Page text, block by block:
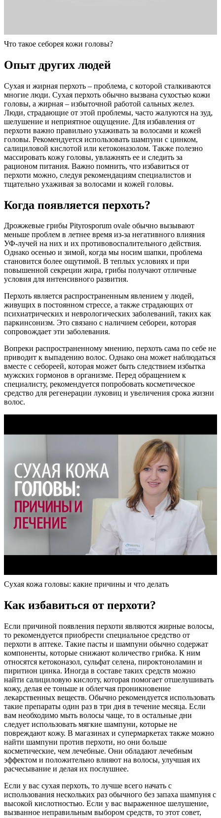
Что такое себорея кожи головы?
Опыт других людей
Сухая и жирная перхоть – проблема, с которой сталкиваются
многие люди. Сухая перхоть обычно вызвана сухостью кожи
головы, а жирная – избыточной работой сальных желез.
Люди, страдающие от этой проблемы, часто жалуются на зуд,
шелушение и неприятное ощущение. Для избавления от
перхоти важно правильно ухаживать за волосами и кожей
головы. Рекомендуется использовать шампуни с цинком,
салициловой кислотой или кетоконазолом. Также полезно
массировать кожу головы, увлажнять ее и следить за
рационом питания. Важно помнить, что избавиться от
перхоти можно, следуя рекомендациям специалистов и
тщательно ухаживая за волосами и кожей головы.
Когда появляется перхоть?
Дрожжевые грибы Pityrosporum ovale обычно вызывают
меньше проблем в летнее время из-за негативного влияния
УФ-лучей на них и их противовоспалительного действия.
Однако осенью и зимой, когда мы носим шапки, проблема
становится более ощутимой. В теплых условиях и при
повышенной секреции жира, грибы получают отличные
условия для интенсивного развития.
Перхоть является распространенным явлением у людей,
живущих в постоянном стрессе, а также страдающих от
психиатрических и неврологических заболеваний, таких как
паркинсонизм. Это связано с наличием себореи, которая
сопровождает эти заболевания.
Вопреки распространенному мнению, перхоть сама по себе не
приводит к выпадению волос. Однако она может наблюдаться
вместе с себореей, которая может быть следствием избытка
мужских гормонов в организме. Перед обращением к
специалисту, рекомендуется попробовать косметическое
средство для регенерации луковиц и увеличения срока жизни
волос.
Сухая кожа головы: какие причины и что делать
Как избавиться от перхоти?
Если причиной появления перхоти являются жирные волосы,
то рекомендуется приобрести специальное средство от
перхоти в аптеке. Такие пасты и шампуни обычно содержат
компоненты, которые снижают количество грибка. К ним
относятся кетоконазол, сульфат селена, пироктоноламин и
пиритион цинка. Иногда в составе таких средств можно
найти салициловую кислоту, которая помогает отшелушивать
кожу, делая ее тоньше и облегчая проникновение
лекарственных веществ. Обычно рекомендуется использовать
такие препараты один раз в три дня в течение месяца. Если
вам необходимо мыть волосы чаще, то в остальные дни
следует использовать мягкие шампуни, которые не
повреждают кожу. В магазинах и супермаркетах также можно
найти шампуни против перхоти, но они больше
косметические, чем лечебные. Они обладают лечебным
эффектом и положительно влияют на волосы, улучшая их
расчесывание и делая их послушнее.
Если у вас сухая перхоть, то лучше всего начать с
использования нескольких раз обычного без запаха шампуня с
высокой кислотностью. Если у вас выраженное шелушение,
вызванное неправильным выбором средств, то этот совет,